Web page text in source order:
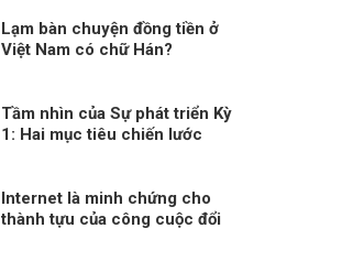
Lạm bàn chuyện đồng tiền ở
Việt Nam có chữ Hán?
Tầm nhìn của Sự phát triển Kỳ
1: Hai mục tiêu chiến lước
Internet là minh chứng cho
thành tựu của công cuộc đổi